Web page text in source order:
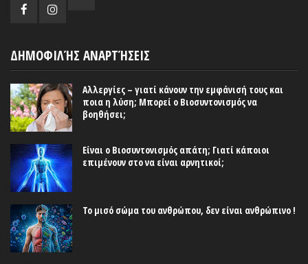
ΔΗΜΟΦΙΛΉΣ ΑΝΑΡΤΉΣΕΙΣ
Αλλεργίες – γιατί κάνουν την εμφάνισή τους και
ποια η λύση; Μπορεί ο Βιοσυντονισμός να
βοηθήσει;
Είναι ο Βιοσυντονισμός απάτη; Γιατί κάποιοι
επιμένουν στο να είναι αρνητικοί;
Το μισό σώμα του ανθρώπου, δεν είναι ανθρώπινο !